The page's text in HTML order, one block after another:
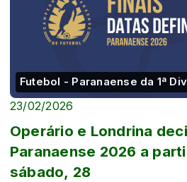
Futebol - Paranaense da 1ª
23/02/2026
Operário e Londrina
Paranaense 2026 a
sábado, 28